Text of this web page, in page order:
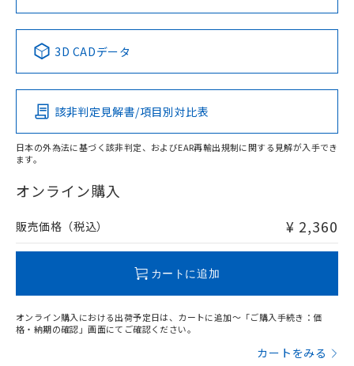
Pb Hg Cd Cr(VI)
O
在庫等で未対応品が混在する可能性があります。
問い合わせください。
Yes No No No
この製品の規格認証/適合状況ページへ
その他の認証はこちらのページからご検索ください
3D CADデータ
該非判定見解書/項目別対比表
日本の外為法に基づく該非判定、およびEAR再輸出規制に関する見解が入手でき
ます。
オンライン購入
販売価格（税込） ¥ 2,360
カートに追加
オンライン購入における出荷予定日は、カートに追加～「ご購入手続き：価
格・納期の確認」画面にてご確認ください。
カートをみる